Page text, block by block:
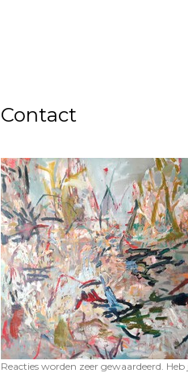
Contact
Reacties worden zeer gewaardeerd.